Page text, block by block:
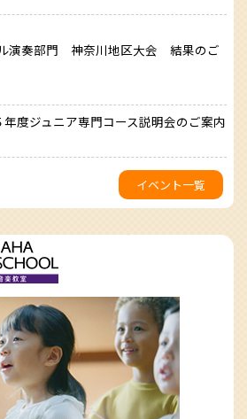
演奏部門 神奈川地区大会 結果のご
年度ジュニア専門コース説明会のご案内
イベント一覧